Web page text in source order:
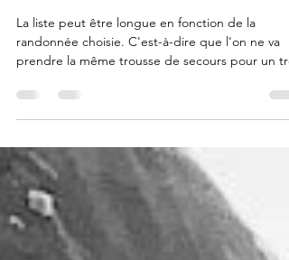
Randonnée
La liste peut être longue en fonction de la
prendre la même trousse de secours pour un